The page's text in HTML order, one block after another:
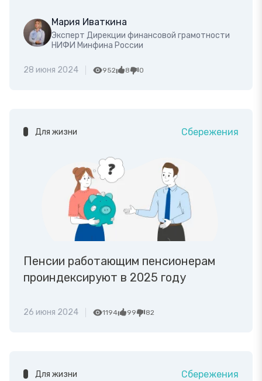
Мария Иваткина
Эксперт Дирекции финансовой грамотности
НИФИ Минфина России
28 июня 2024 952 8 0
Для жизни Сбережения
Пенсии работающим пенсионерам
проиндексируют в 2025 году
26 июня 2024 1194 99 82
Для жизни Сбережения